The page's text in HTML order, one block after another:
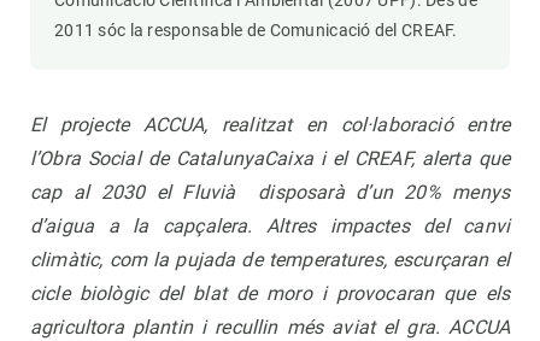
2011 sóc la responsable de Comunicació del CREAF.
El projecte ACCUA, realitzat en col·laboració entre
l’Obra Social de CatalunyaCaixa i el CREAF, alerta que
cap al 2030 el Fluvià disposarà d’un 20% menys
d’aigua a la capçalera. Altres impactes del canvi
climàtic, com la pujada de temperatures, escurçaran el
cicle biològic del blat de moro i provocaran que els
agricultora plantin i recullin més aviat el gra. ACCUA